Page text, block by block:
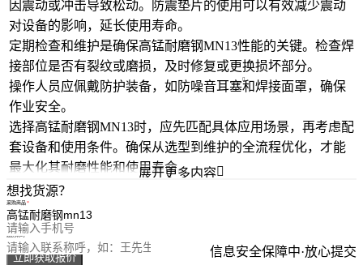
因震动或冲击导致松动。防震垫片的使用可以有效减少震动
对设备的影响，延长使用寿命。
定期检查和维护是确保高锰耐磨钢MN13性能的关键。检查焊
接部位是否有裂纹或磨损，及时修复或更换损坏部分。
操作人员应佩戴防护装备，如 防噪音耳塞和焊接面罩，确保
作业安全。
选择高锰耐磨钢MN13时，应先匹配具体应用场景，再考虑配
套设备和使用条件。确保从选型到维护的全流程优化，才能
最大化其耐磨性能和使用寿命。
展开更多内容
想找货源？
采购商品
您的电话
您的称呼
立即获取报价 信息安全保障中·放心提交